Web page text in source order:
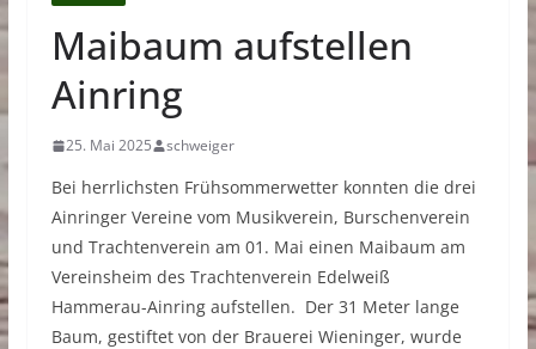
Maibaum aufstellen
Ainring
25. Mai 2025 schweiger
Bei herrlichsten Frühsommerwetter konnten die drei
Ainringer Vereine vom Musikverein, Burschenverein
und Trachtenverein am 01. Mai einen Maibaum am
Vereinsheim des Trachtenverein Edelweiß
Hammerau-Ainring aufstellen. Der 31 Meter lange
Baum, gestiftet von der Brauerei Wieninger, wurde